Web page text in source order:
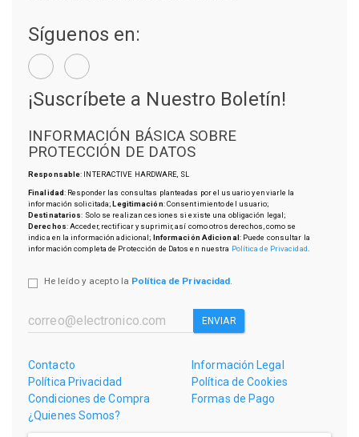
Síguenos en:
¡Suscríbete a Nuestro Boletín!
INFORMACIÓN BÁSICA SOBRE
PROTECCIÓN DE DATOS
Responsable: INTERACTIVE HARDWARE, SL
Finalidad: Responder las consultas planteadas por el usuario y enviarle la
información solicitada; Legitimación: Consentimiento del usuario;
Destinatarios: Solo se realizan cesiones si existe una obligación legal;
Derechos: Acceder, rectificar y suprimir, así como otros derechos, como se
indica en la información adicional; Información Adicional : Puede consultar la
información completa de Protección de Datos en nuestra Política de Privacidad.
He leído y acepto la Política de Privacidad
ENVIAR
Contacto
Información Legal
Política Privacidad
Política de Cookies
Condiciones de Compra
Formas de Pago
¿Quienes Somos?